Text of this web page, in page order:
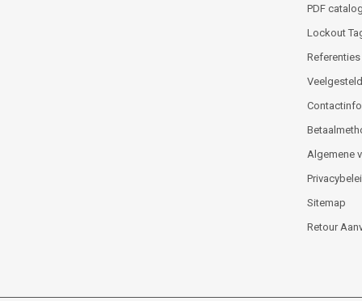
PDF
Lockout
Referenties
Algemene
Sitemap
Retour